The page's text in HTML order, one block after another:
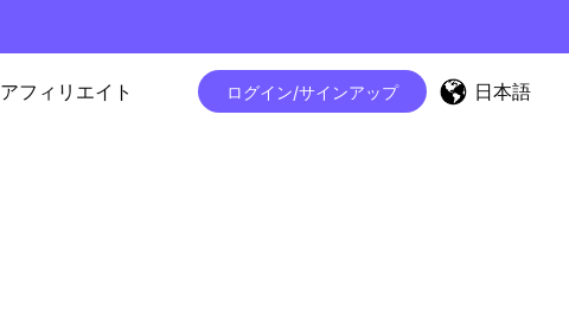
アフィリエイト ログイン/サインアップ 日本語